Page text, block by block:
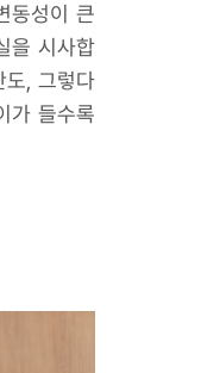
동성이 큰
을 시사합
도, 그렇다
가 들수록